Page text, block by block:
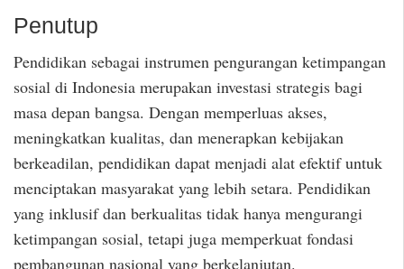
Penutup
Pendidikan sebagai instrumen pengurangan ketimpangan
sosial di Indonesia merupakan investasi strategis bagi
masa depan bangsa. Dengan memperluas akses,
meningkatkan kualitas, dan menerapkan kebijakan
berkeadilan, pendidikan dapat menjadi alat efektif untuk
menciptakan masyarakat yang lebih setara. Pendidikan
yang inklusif dan berkualitas tidak hanya mengurangi
ketimpangan sosial, tetapi juga memperkuat fondasi
pembangunan nasional yang berkelanjutan.